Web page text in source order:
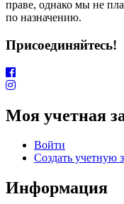
праве, однако мы не
по назначению.
Присоединяйтесь!
Моя учетная
Войти
Создать учетную
Информация